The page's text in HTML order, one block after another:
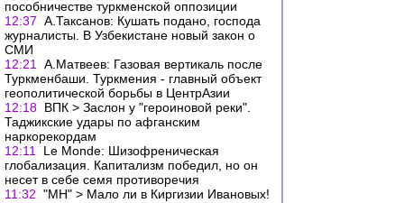
пособничестве туркменской оппозиции
12:37 А.Таксанов: Кушать подано, господа
журналисты. В Узбекистане новый закон о
СМИ
12:21
А.Матвеев: Газовая вертикаль после
Туркменбаши. Туркмения - главный объект
геополитической борьбы в ЦентрАзии
12:18 ВПК > Заслон у "героиновой реки".
Таджикские удары по афганским
наркорекордам
12:11
Le Monde: Шизофреническая
глобализация. Капитализм победил, но он
несет в себе семя противоречия
11:32 "МН" > Мало ли в Киргизии Ивановых!